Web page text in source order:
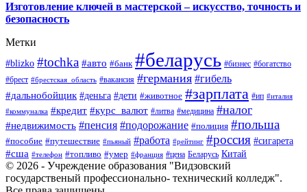
Изготовление ключей в мастерской – искусство, точность и
безопасность
Метки
#blizko #tochka #авто #банк #беларусь #бизнес #богатство
#брест #брестская_область #вакансия #германия #гибель
#дальнобойщик #деньга #дети #животное #зарплата #ип #италия
#коммуналка #кредит #курс_валют #литва #медицина #налог
#недвижимость #пенсия #подорожание #полиция #польша
#пособие #путешествие #пьяный #работа #рейтинг #россия #сигарета
#сша #телефон #топливо #умер #франция #цена Беларусь Китай
© 2026 - Учреждение образования "Видзовский
государственый профессионально- технический колледж".